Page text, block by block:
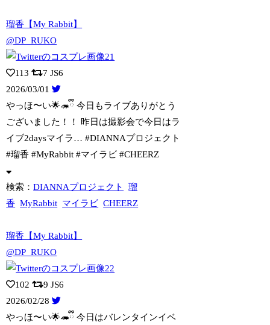
瑠香【My Rabbit】
@DP_RUKO
113 7 JS6
2026/03/01
やっほ〜い🌟🦔ྀི 今日もライブありがとう
ございました！！ 昨日は撮影会で今日 はラ
イブ2daysマイラ… #DIANNAプロジェクト
#瑠香 #MyRabbit #マイラビ #CHEERZ
検索：DIANNAプロジェクト
瑠
香 MyRabbit マイラビ CHEERZ
瑠香【My Rabbit】
@DP_RUKO
102 9 JS6
2026/02/28
やっほ〜い🌟🦔ྀི 今日はバレンタインイベ